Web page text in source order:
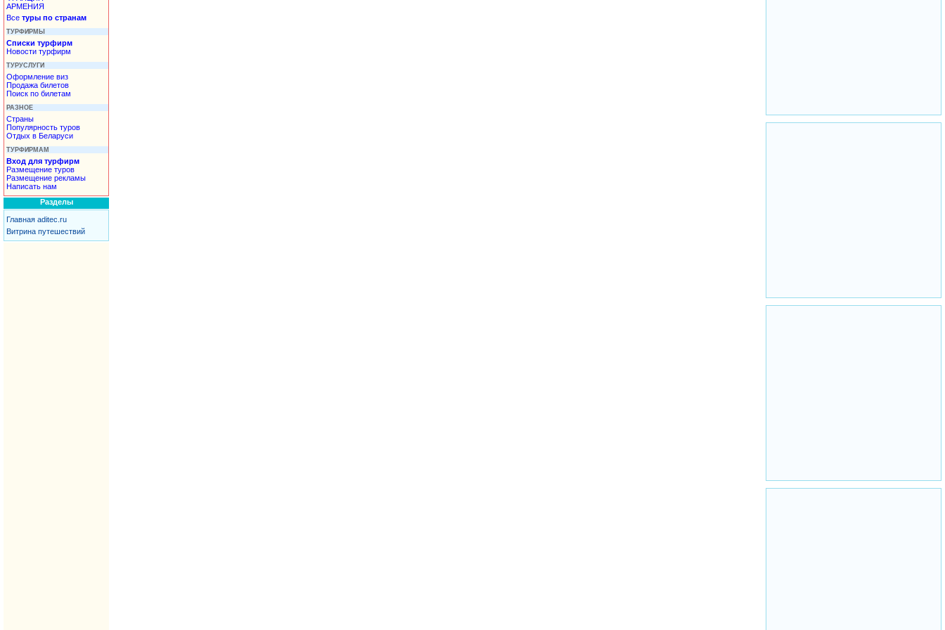
АРМЕНИЯ
Все туры по странам
ТУРФИРМЫ
Списки турфирм
Новости турфирм
ТУРУСЛУГИ
Оформление виз
Продажа билетов
Поиск по билетам
РАЗНОЕ
Страны
Популярность туров
Отдых в Беларуси
ТУРФИРМАМ
Вход для турфирм
Размещение туров
Размещение рекламы
Написать нам
Разделы
Главная aditec.ru
Витрина путешествий